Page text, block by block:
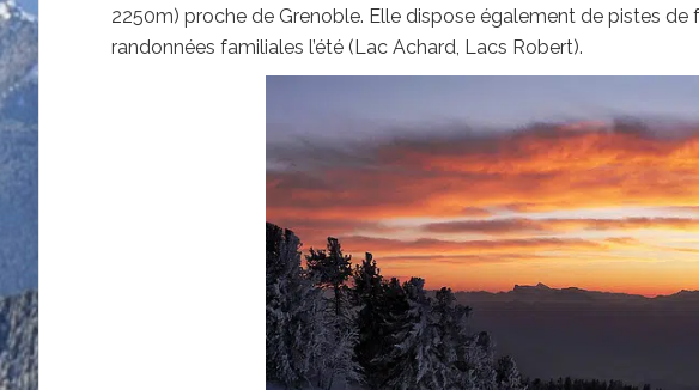
2250m) proche de Grenoble. Elle dispose également de pistes de
randonnées familiales l’été (Lac Achard, Lacs Robert).